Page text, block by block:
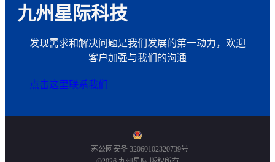
九州星际科技
发现需求和解决问题是我们发展的第一动力，欢迎
客户加强与我们的沟通
点击这里联系我们
苏公网安备 32060102320739号